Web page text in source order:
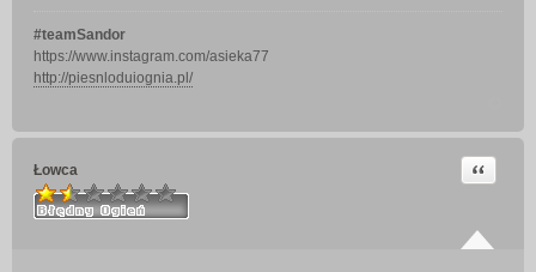
#teamSandor
https://www.instagram.com/asieka77
http://piesnloduiognia.pl/
Łowca Cytuj